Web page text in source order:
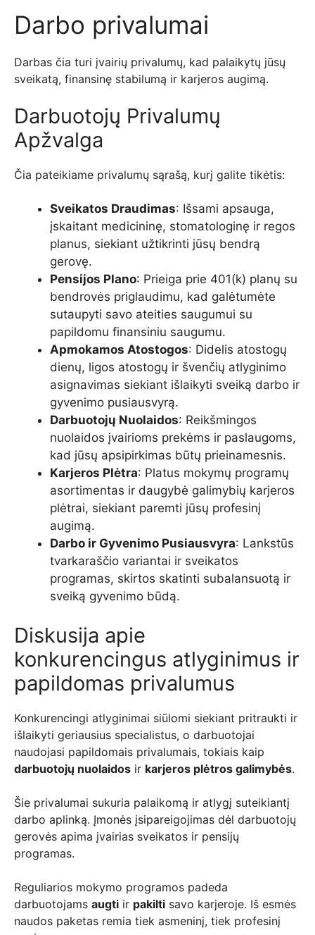
Darbo privalumai
Darbas čia turi įvairių privalumų, kad palaikytų jūsų
sveikatą, finansinę stabilumą ir karjeros augimą.
Darbuotojų Privalumų
Apžvalga
Čia pateikiame privalumų sąrašą, kurį galite tikėtis:
Sveikatos Draudimas: Išsami apsauga,
įskaitant medicininę, stomatologinę ir regos
planus, siekiant užtikrinti jūsų bendrą
gerovę.
Pensijos Plano: Prieiga prie 401(k) planų su
bendrovės priglaudimu, kad galėtumėte
sutaupyti savo ateities saugumui su
papildomu finansiniu saugumu.
Apmokamos Atostogos: Didelis atostogų
dienų, ligos atostogų ir švenčių atlyginimo
asignavimas siekiant išlaikyti sveiką darbo ir
gyvenimo pusiausvyrą.
Darbuotojų Nuolaidos: Reikšmingos
nuolaidos įvairioms prekėms ir paslaugoms,
kad jūsų apsipirkimas būtų prieinamesnis.
Karjeros Plėtra: Platus mokymų programų
asortimentas ir daugybė galimybių karjeros
plėtrai, siekiant paremti jūsų profesinį
augimą.
Darbo ir Gyvenimo Pusiausvyra: Lankstūs
tvarkaraščio variantai ir sveikatos
programas, skirtos skatinti subalansuotą ir
sveiką gyvenimo būdą.
Diskusija apie
konkurencingus atlyginimus ir
papildomas privalumus
Konkurencingi atlyginimai siūlomi siekiant pritraukti ir
išlaikyti geriausius specialistus, o darbuotojai
naudojasi papildomais privalumais, tokiais kaip
darbuotojų nuolaidos ir karjeros plėtros galimybės.
Šie privalumai sukuria palaikomą ir atlygį suteikiantį
darbo aplinką. Įmonės įsipareigojimas dėl darbuotojų
gerovės apima įvairias sveikatos ir pensijų
programas.
Reguliarios mokymo programos padeda
darbuotojams augti ir pakilti savo karjeroje. Iš esmės
naudos paketas remia tiek asmeninį, tiek profesinį